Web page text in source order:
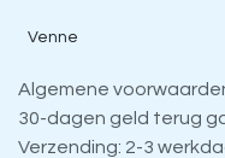
Venne
Algemene
30-dagen geld terug
Verzending: 2-3